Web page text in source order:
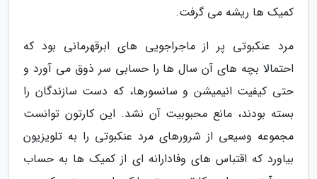
کمیک ها ریشه می گرفت.
مرد عنکبوتی پر از ماجراجویی های ابرقهرمانی بود که
احتمالا بچه های آن سال ها را حسابی سر ذوق می آورد و
حتی کیفیت انیمیشن و سانسورها، که دست سازندگان را
بسته بودند، مانع محبوبیت آن نشد. این کارتون توانست
مجموعه وسیعی از شرورهای مرد عنکبوتی را به تلویزیون
بیاورد که اقتباس های وفادارانه ای از کمیک ها به حساب